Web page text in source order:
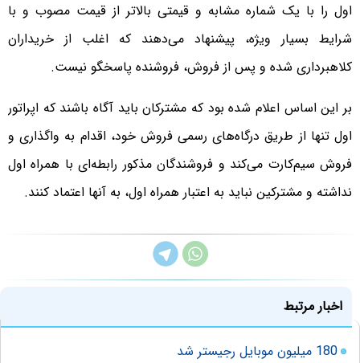
اول را با یک شماره مشابه و قیمتی بالاتر از قیمت مصوب و با
شرایط بسیار ویژه، پیشنهاد می‌دهند که اغلب از خریداران
کلاهبرداری شده و پس از فروش، فروشنده پاسخگو نیست.
بر این اساس اعلام شده بود که مشترکان باید آگاه باشند که اپراتور
اول تنها از طریق درگاه‌های رسمی فروش خود، اقدام به واگذاری و
فروش سیم‌کارت می‌کند و فروشندگان مذکور رابطه‌ای با همراه اول
نداشته و مشترکین نباید به اعتبار همراه اول، به آنها اعتماد کنند.
اخبار مرتبط
180 میلیون موبایل رجیستر شد